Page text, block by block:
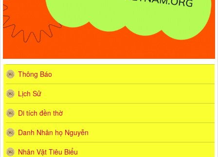
Thông Báo
Lịch Sử
Di tích đền thờ
Danh Nhân họ Nguyễn
Nhân Vật Tiêu Biểu